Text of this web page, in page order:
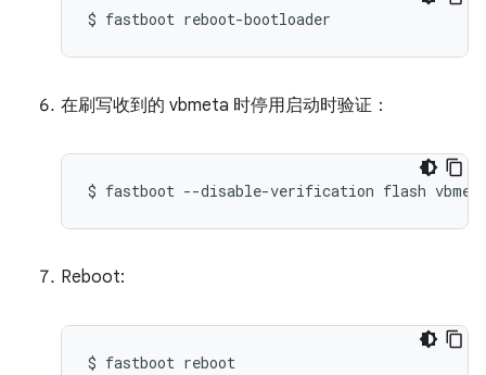
$ fastboot reboot-bootloader
在刷写收到的 vbmeta 时停用启动时验证：
$ fastboot --disable-verification flash
Reboot:
$ fastboot reboot